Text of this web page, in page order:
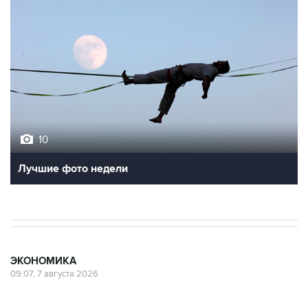
10
Лучшие фото недели
ЭКОНОМИКА
09:07, 7 августа 2026